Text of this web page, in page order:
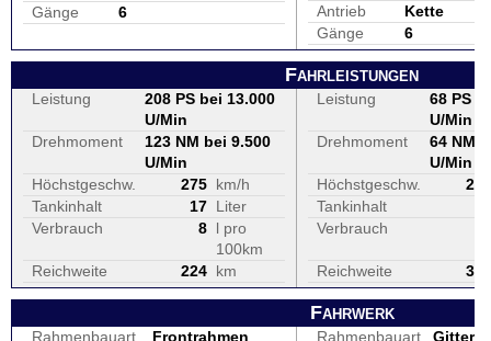
Gänge
6
Antrieb
Kette
Gänge
6
Fahrleistungen
Leistung
208 PS bei 13.000
U/Min
Drehmoment
123 NM bei 9.500
U/Min
Höchstgeschw.
275 km/h
Tankinhalt
17 Liter
Verbrauch
8 l pro
100km
Reichweite
224 km
Leistung
68 PS
U/Min
Drehmoment
64 NM
U/Min
Höchstgeschw.
200
Tankinhalt
Verbrauch
Reichweite 357
Fahrwerk
Rahmenbauart
Frontrahmen
Rahmenbauart